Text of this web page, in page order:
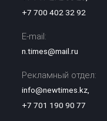
+7 700 402 32 92
E-mail:
n.times@mail.ru
Рекламный отдел:
info@newtimes.kz,
+7 701 190 90 77